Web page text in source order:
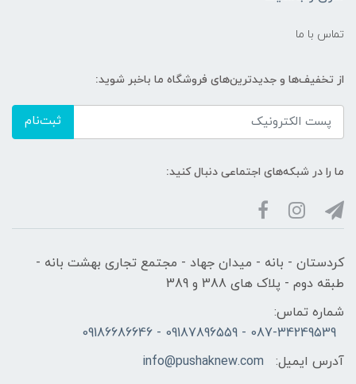
تماس با ما
از تخفیف‌ها و جدیدترین‌های فروشگاه ما باخبر شوید:
ثبت‌نام
ما را در شبکه‌های اجتماعی دنبال کنید:
کردستان - بانه - میدان جهاد - مجتمع تجاری بهشت بانه -
طبقه دوم - پلاک های 388 و 389
شماره تماس:
087-34249539 - 09187896559 - 09186686646
آدرس ایمیل:
info@pushaknew.com